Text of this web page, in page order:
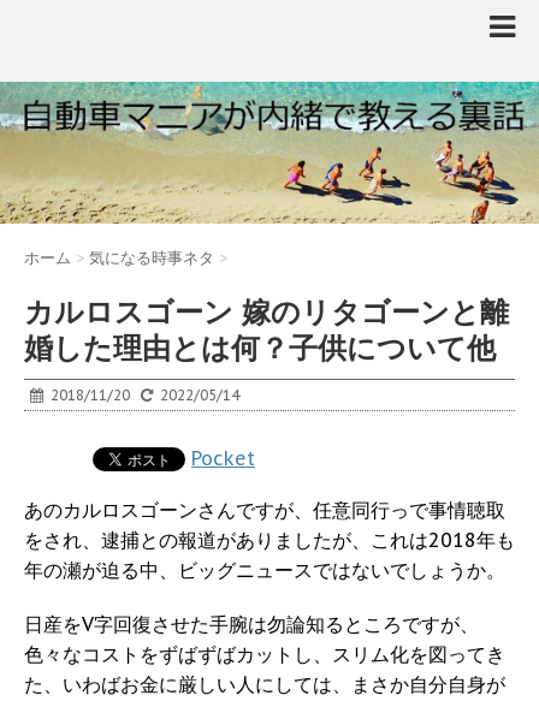
ホーム > 気になる時事ネタ >
カルロスゴーン 嫁のリタゴーンと離
婚した理由とは何？子供について他
2018/11/20 2022/05/14
Pocket
あのカルロスゴーンさんですが、任意同行っで事情聴取
をされ、逮捕との報道がありましたが、これは2018年も
年の瀬が迫る中、ビッグニュースではないでしょうか。
日産をV字回復させた手腕は勿論知るところですが、
色々なコストをずばずばカットし、スリム化を図ってき
た、いわばお金に厳しい人にしては、まさか自分自身が